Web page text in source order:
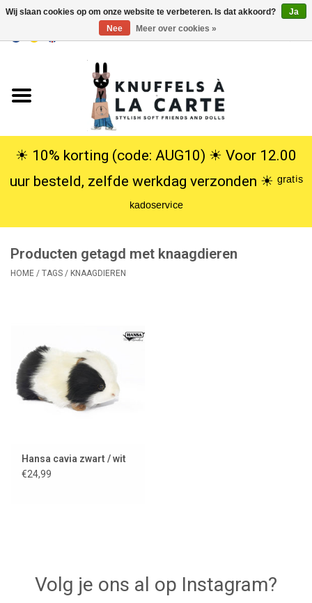
USD
Knuffels
Poppen
SALE
Lookbooks
Merken
☀︎ 10% korting (code: AUG10) ☀︎ Voor 12.00
uur besteld, zelfde werkdag verzonden ☀︎ ᵍʳᵃᵗⁱˢ
ᵏᵃᵈᵒˢᵉʳᵛⁱᶜᵉ
Producten getagd met knaagdieren
HOME / TAGS / KNAAGDIEREN
Hansa cavia zwart / wit
€24,99
Volg je ons al op Instagram?
Wij slaan cookies op om onze website te verbeteren. Is dat akkoord?
Ja
Nee
Meer over cookies »